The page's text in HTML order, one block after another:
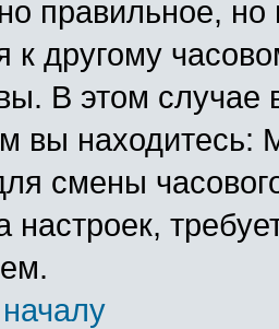
правильное,
к другому
В этом
вы
смены
настроек,